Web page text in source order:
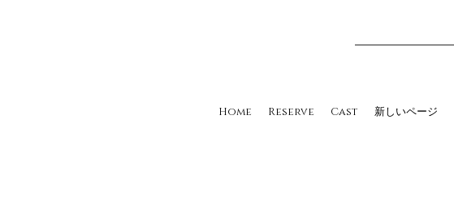
Home Reserve Cast 新しいページ